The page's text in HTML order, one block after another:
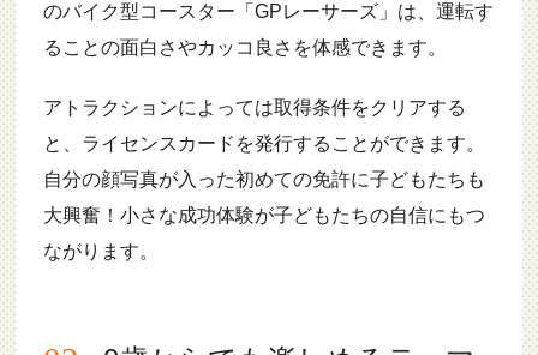
のバイク型コースター「GPレーサーズ」は、運転す
ることの面白さやカッコ良さを体感できます。
アトラクションによっては取得条件をクリアする
と、ライセンスカードを発行することができます。
自分の顔写真が入った初めての免許に子どもたちも
大興奮！小さな成功体験が子どもたちの自信にもつ
ながります。